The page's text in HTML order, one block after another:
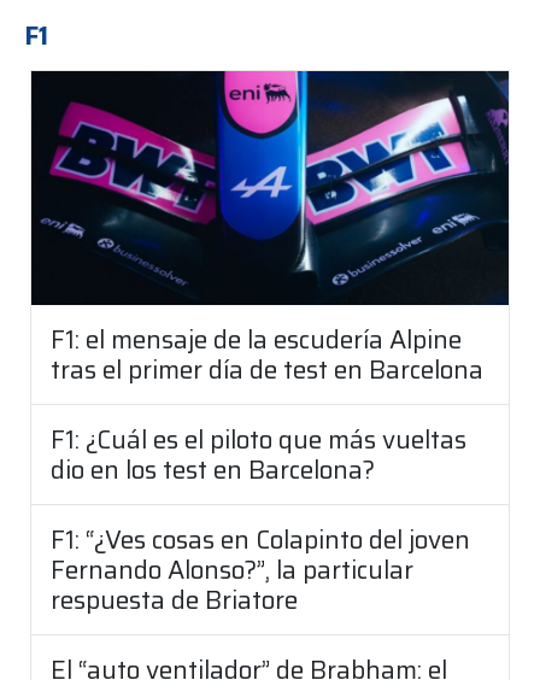
F1
F1: el mensaje de la escudería Alpine
tras el primer día de test en Barcelona
F1: ¿Cuál es el piloto que más vueltas
dio en los test en Barcelona?
F1: “¿Ves cosas en Colapinto del joven
Fernando Alonso?”, la particular
respuesta de Briatore
El “auto ventilador” de Brabham: el